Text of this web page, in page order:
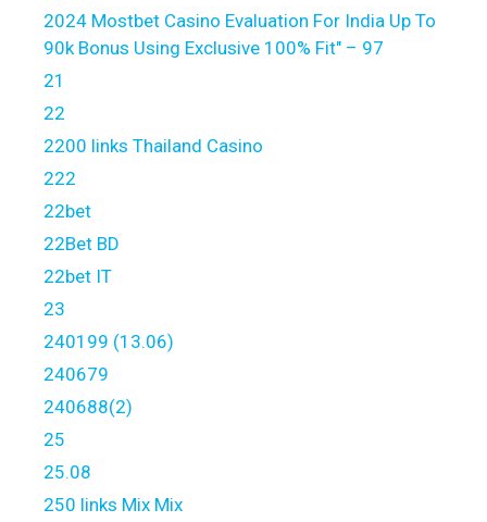
2024 Mostbet Casino Evaluation For India Up To
90k Bonus Using Exclusive 100% Fit" – 97
21
22
2200 links Thailand Casino
222
22bet
22Bet BD
22bet IT
23
240199 (13.06)
240679
240688(2)
25
25.08
250 links Mix Mix